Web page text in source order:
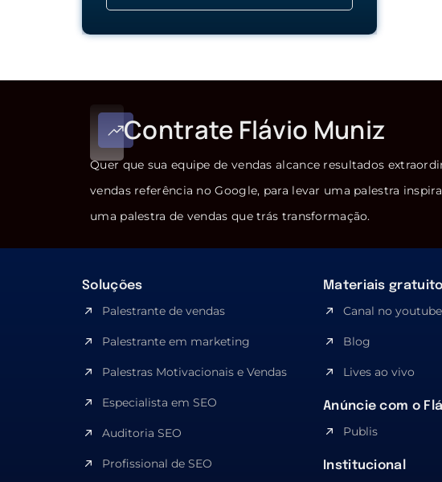
Contrate Flávio Muniz
Quer que sua equipe de vendas alcance resultados
vendas referência no Google, para levar uma palestra
uma palestra de vendas que trás transformação.
Soluções
Palestrante de vendas
Palestrante em marketing
Palestras Motivacionais e Vendas
Especialista em SEO​
Auditoria SEO
Profissional de SEO
Materiais
Canal no youtube
Blog
Lives ao vivo
Anúncie com o
Publis
Institucional